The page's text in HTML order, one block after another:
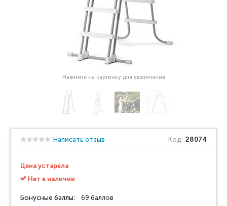
Нажмите на картинку для увеличения
Написать отзыв Код: 28074
Цена устарела
Нет в наличии
Бонусные баллы: 69 баллов